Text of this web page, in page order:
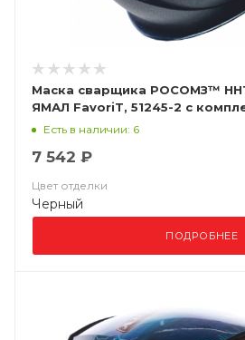
Маска сварщика РОСОМЗ™
ЯМАЛ FavoriT, 51245-2 с
Есть в наличии: 6
7 542 ₽
Цвет отделки
Черный
ПОДРОБНЕЕ